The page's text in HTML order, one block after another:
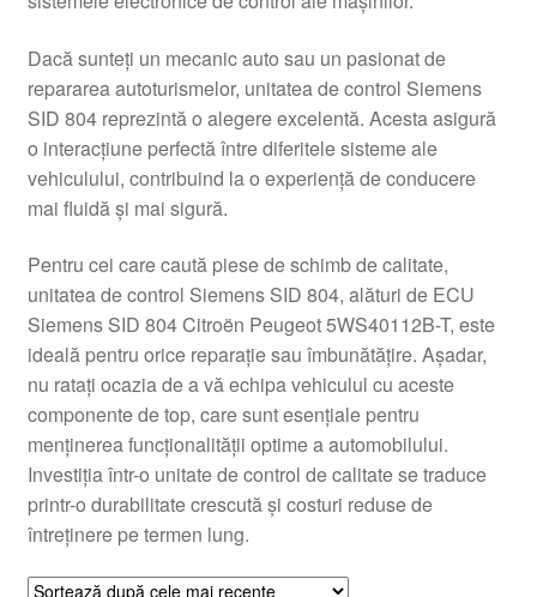
Livrare în toată lumea
Plângere
Plățile
Politică de confidențialitate
Procedura de reclamație
Termeni si conditii
Dacă sunteți un mecanic auto sau un pasionat de
repararea autoturismelor, unitatea de control Siemens
SID 804 reprezintă o alegere excelentă. Acesta asigură
o interacțiune perfectă între diferitele sisteme ale
vehiculului, contribuind la o experiență de conducere
mai fluidă și mai sigură.
Pentru cei care caută piese de schimb de calitate,
unitatea de control Siemens SID 804, alături de ECU
Siemens SID 804 Citroën Peugeot 5WS40112B-T, este
ideală pentru orice reparație sau îmbunătățire. Așadar,
nu ratați ocazia de a vă echipa vehiculul cu aceste
componente de top, care sunt esențiale pentru
menținerea funcționalității optime a automobilului.
Investiția într-o unitate de control de calitate se traduce
printr-o durabilitate crescută și costuri reduse de
întreținere pe termen lung.